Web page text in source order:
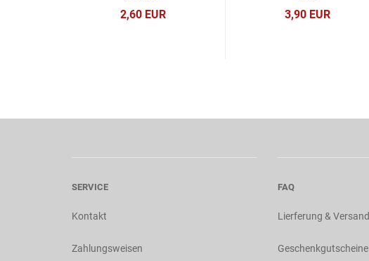
2,60 EUR 3,90 EUR
SERVICE
Kontakt
Zahlungsweisen
FAQ
Lierferung & Versand
Geschenkgutscheine